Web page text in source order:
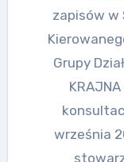
zapisów w
Grupy
września